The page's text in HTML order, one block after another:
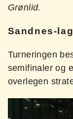
Grønlid.
Sandnes-
Turneringen
semifinaler og
overlegen